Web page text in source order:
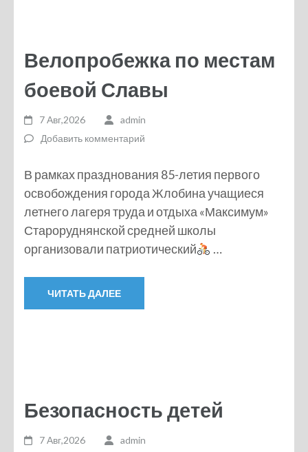
Велопробежка по местам
боевой Славы
7 Авг,2026
admin
Добавить комментарий
В рамках празднования 85-летия первого
освобождения города Жлобина учащиеся
летнего лагеря труда и отдыха «Максимум»
Староруднянской средней школы
организовали патриотический
…
ЧИТАТЬ ДАЛЕЕ
Безопасность детей
7 Авг,2026
admin